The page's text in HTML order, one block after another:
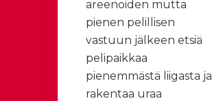
areenoiden mutta
pienen pelillisen
vastuun jälkeen etsiä
pelipaikkaa
pienemmästä liigasta ja
rakentaa uraa